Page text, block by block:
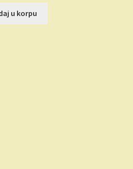
u korpu